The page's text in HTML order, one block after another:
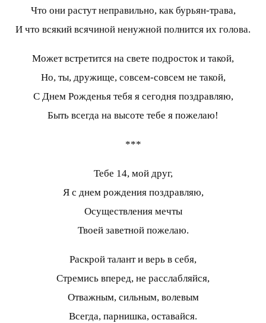
Что они растут неправильно, как бурьян-трава,
И что всякий всячиной ненужной полнится их голова.
Может встретится на свете подросток и такой,
Но, ты, дружище, совсем-совсем не такой,
С Днем Рожденья тебя я сегодня поздравляю,
Быть всегда на высоте тебе я пожелаю!
***
Тебе 14, мой друг,
Я с днем рождения поздравляю,
Осуществления мечты
Твоей заветной пожелаю.
Раскрой талант и верь в себя,
Стремись вперед, не расслабляйся,
Отважным, сильным, волевым
Всегда, парнишка, оставайся.